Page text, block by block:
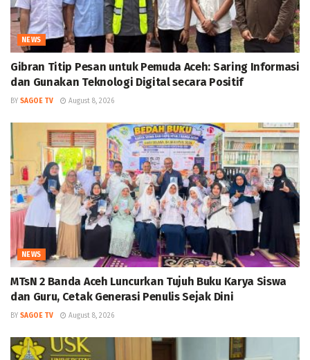
NEWS
Gibran Titip Pesan untuk Pemuda Aceh: Saring Informasi
dan Gunakan Teknologi Digital secara Positif
BY SAGOE TV August 8, 2026
NEWS
MTsN 2 Banda Aceh Luncurkan Tujuh Buku Karya Siswa
dan Guru, Cetak Generasi Penulis Sejak Dini
BY SAGOE TV August 8, 2026